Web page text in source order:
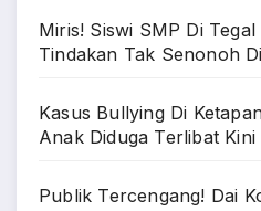
Miris! Siswi SMP Di
Tindakan Tak Senonoh
Kasus Bullying Di
Anak Diduga Terlibat
Publik Tercengang! Dai